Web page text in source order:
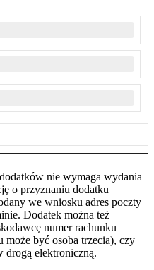
nie wymaga wydania
o przyznaniu dodatku
we wniosku adres poczty
Dodatek można też
numer rachunku
może być osoba trzecia), czy
drogą elektroniczną.